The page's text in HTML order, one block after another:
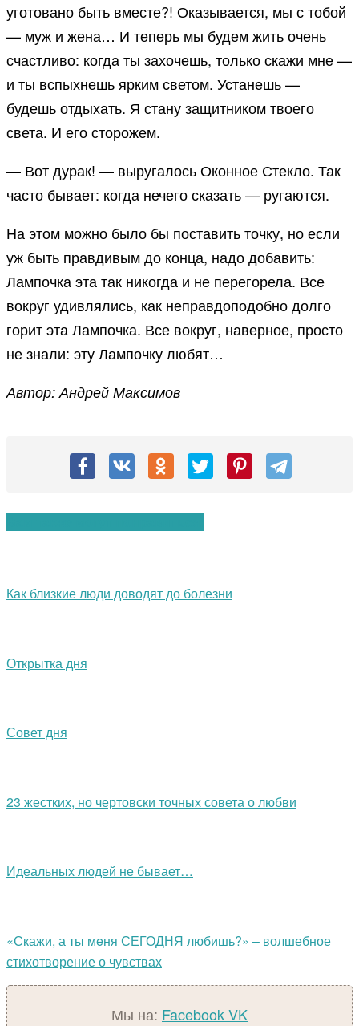
уготовано быть вместе?! Оказывается, мы с тобой
— муж и жена… И теперь мы будем жить очень
счастливо: когда ты захочешь, только скажи мне —
и ты вспыхнешь ярким светом. Устанешь —
будешь отдыхать. Я стану защитником твоего
света. И его сторожем.
— Вот дурак! — выругалось Оконное Стекло. Так
часто бывает: когда нечего сказать — ругаются.
На этом можно было бы поставить точку, но если
уж быть правдивым до конца, надо добавить:
Лампочка эта так никогда и не перегорела. Все
вокруг удивлялись, как неправдоподобно долго
горит эта Лампочка. Все вокруг, наверное, просто
не знали: эту Лампочку любят…
Автор: Андрей Максимов
Как близкие люди доводят до болезни
Открытка дня
Совет дня
23 жестких, но чертовски точных совета о любви
Идеальных людей не бывает…
«Скажи, а ты мeня СЕГОДНЯ любишь?» – волшебное
стихотворение о чувствах
Мы на: FacebookVK